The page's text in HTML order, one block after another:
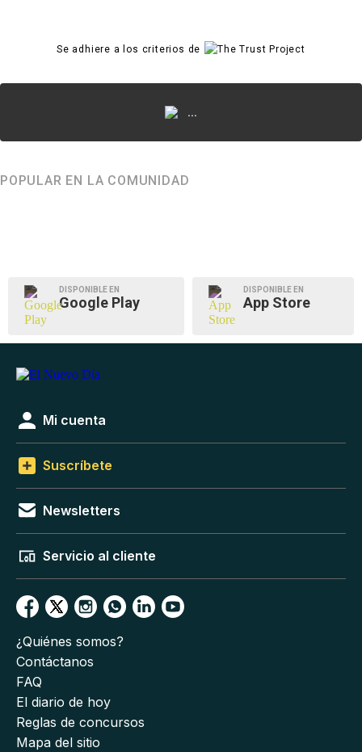
Se adhiere a los criterios de
...
POPULAR EN LA COMUNIDAD
DISPONIBLE EN
Google Play
DISPONIBLE EN
App Store
Mi cuenta
Suscríbete
Newsletters
Servicio al cliente
¿Quiénes somos?
Contáctanos
FAQ
El diario de hoy
Reglas de concursos
Mapa del sitio